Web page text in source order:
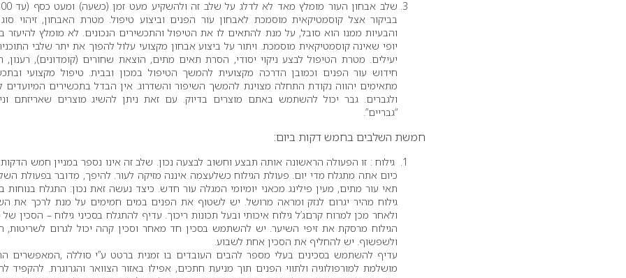
בביקור אצל קוסמטיקאית מוסמכת לאבחון עור הפנים וביצוע טיפול. מטרת האבחון, זיהוי
והבעיות ממנו הוא סובל, על מנת להתאים לו את הטיפול והתכשירים הנכונים. לא מומלץ להיעזר
יופי שאינה קוסמטיקאית מוסמכת. ויתור על ביצוע אבחון מקצועי עלול להפוך את יתר שלבי
יעילים. מטרת הטיפול לבצע ניקוי יסודי, הסרת תאים מתים, הוצאת שחורים (קומדונים), רענון,
חידוש עור הפנים וכמובן הדרכה מקצועית להמשך הטיפול במכון ובבית. טיפול מקצועי
מתאימים יהווה נקודת התחלה מצוינת להמשך השיפור והשדרוג. אין הבדל בתכשירים המיועדים
ולגברים. גבר יכול להשתמש באתם מוצרים בדיוק. עם זאת ניתן להשיג מוצרים שאריזתם
“גבריים”.
חמשת השלבים בחמש דקות ביום:
גילוח : זו הפעולה הראשונה אותה תבצע וחשוב לבצעה נכון. שלב זה אינו נספר במניין חמש הדקות
כיום אתה מתגלח מדי יום. פעולת הגילוח כשלעצמה איננה מזיקה לעור. להיפך, מדובר בפעולת
תאי עור מתים, מעין פילינג מכאני יומיומי המגלה עור חדש. כיצד נעשה זאת נכון: התגלח בנוחות
גילוח מהיר יגרום לנזק ומראה מרושל. יש לשטוף את הפנים במים חמימים על מנת לרכך את
ולאחר מכן למרוח קרםג’ל גילוח איכותי ובעל תכונות ריכוך. עדיף להתגלח בסכיני גילוח – הסכין של
הגילוח מרסקת את זיפי השיער. יש להשתמש בסכין חד מאחר וסכין קהה יכול לגרום לשריטות,
ולשפשוף. יש להחליף את הסכין אחת לשבוע.
עדיף להשתמש בסכינים בעלי מספר להבים העובדים בו זמנית ברטט ע”י סוללה ,המאפשרים
מושלמת למורפולוגיה ולתווי הפנים תוך מניעת חתכים, אפילו באזור הצוואר והגרוגרת. להקפיד